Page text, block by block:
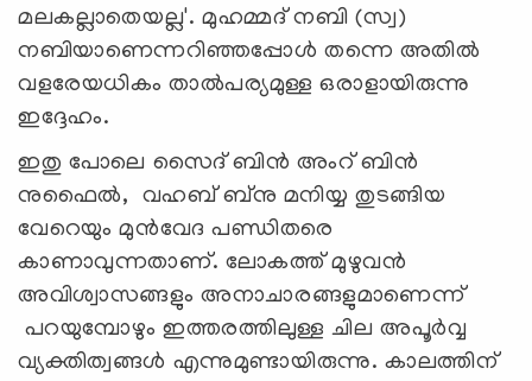
മലകല്ലാതെയല്ല'. മുഹമ്മദ് നബി (സ്വ)
നബിയാണെന്നറിഞ്ഞപ്പോള്‍ തന്നെ അതില്‍
വളരേയധികം താല്‍പര്യമുള്ള ഒരാളായിരുന്നു
ഇദ്ദേഹം.
ഇതു പോലെ സൈദ് ബിന്‍ അംറ് ബിന്‍
നുഫൈല്‍, വഹബ് ബ്‌നു മനിയ്യ തുടങ്ങിയ
വേറെയും മുന്‍വേദ പണ്ഡിതരെ
കാണാവുന്നതാണ്. ലോകത്ത് മുഴുവന്‍
അവിശ്വാസങ്ങളും അനാചാരങ്ങളുമാണെന്ന്
പറയുമ്പോഴും ഇത്തരത്തിലുള്ള ചില അപൂര്‍വ്വ
വ്യക്തിത്വങ്ങള്‍ എന്നുമുണ്ടായിരുന്നു. കാലത്തിന്